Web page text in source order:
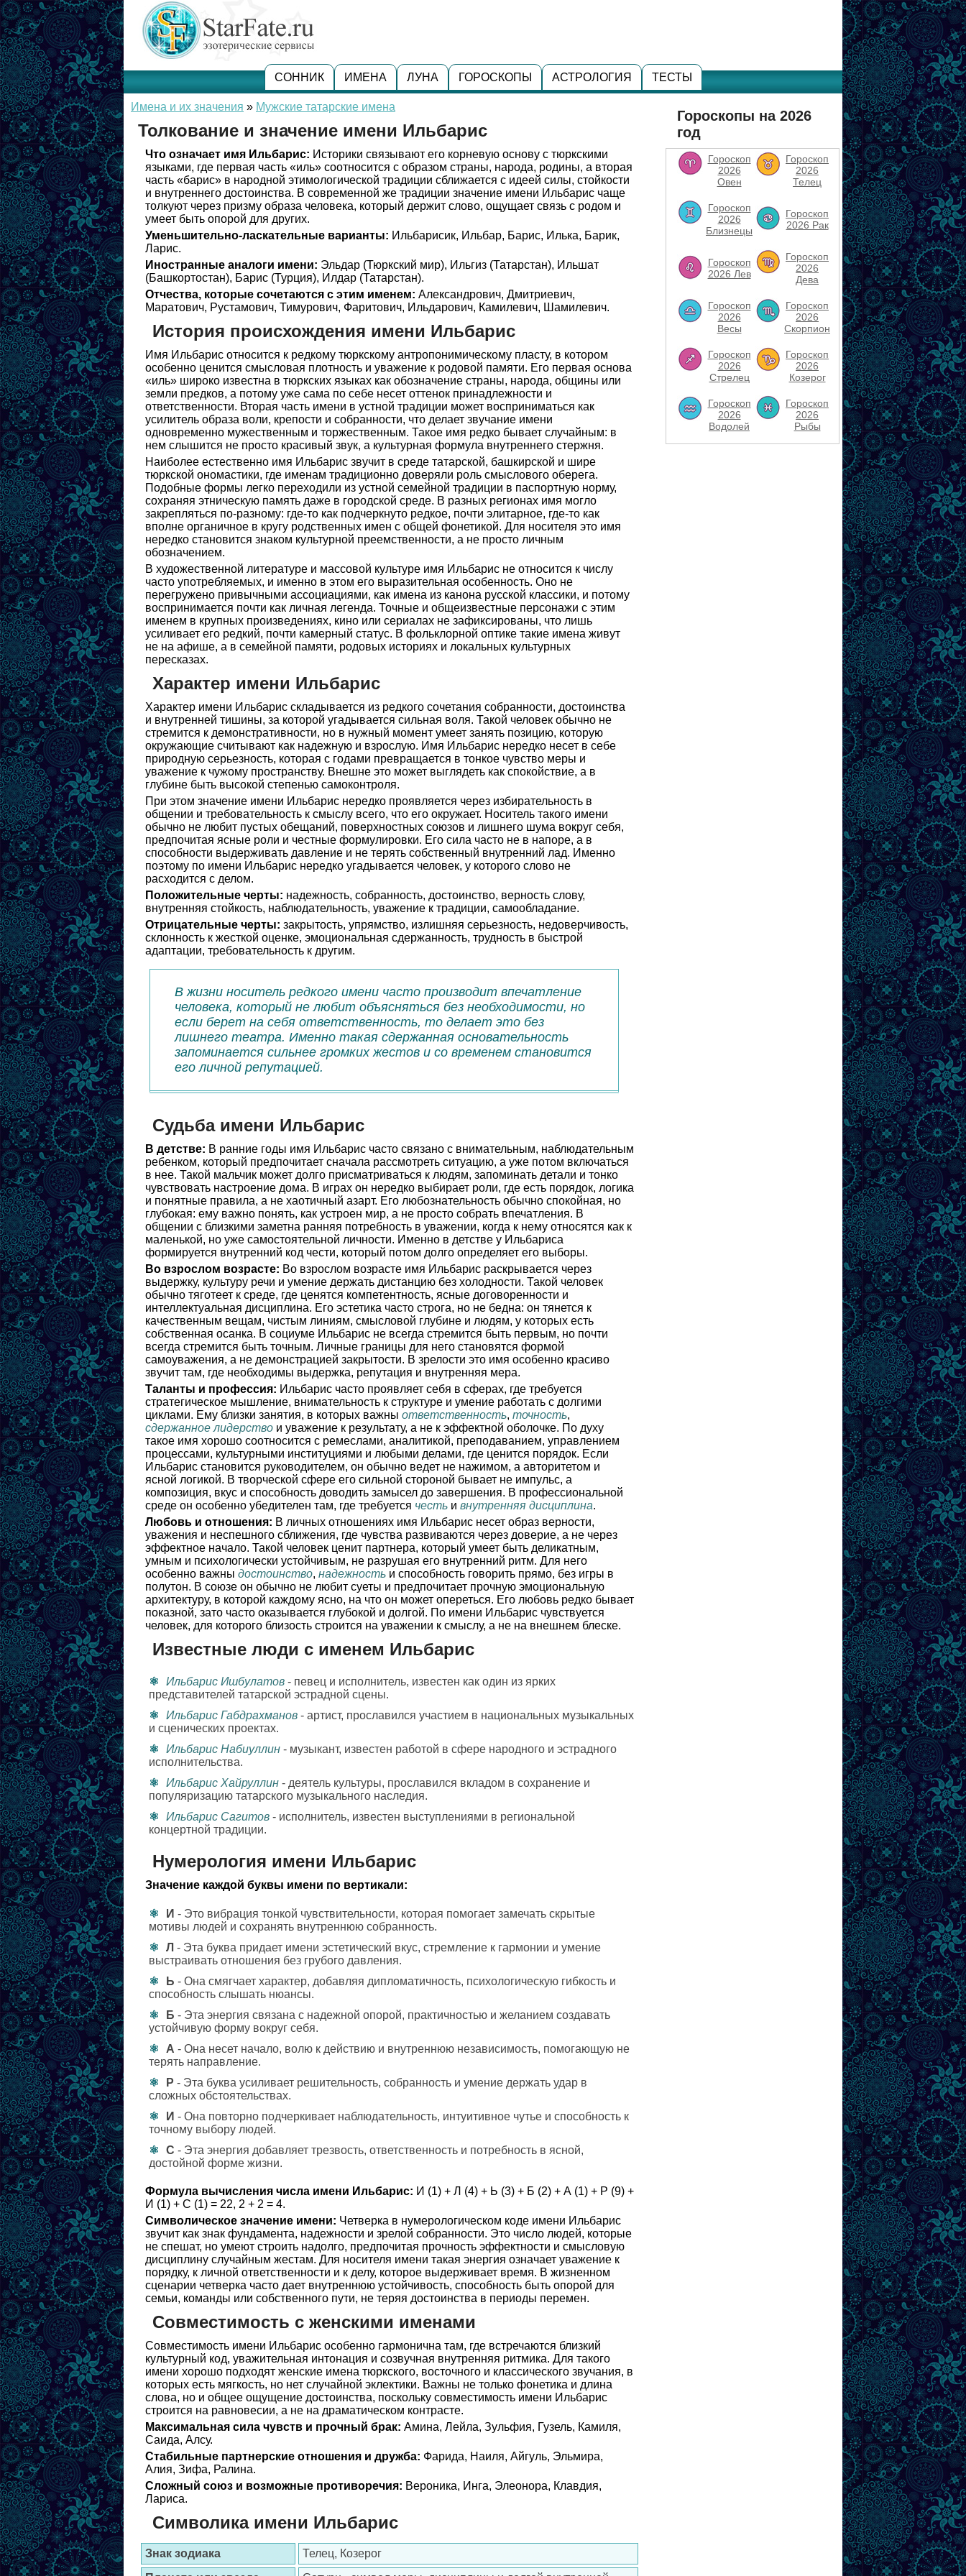
СОННИК ИМЕНА ЛУНА ГОРОСКОПЫ АСТРОЛОГИЯ ТЕСТЫ
Имена и их значения » Мужские татарские имена
Толкование и значение имени Ильбарис
Что означает имя Ильбарис: Историки связывают его корневую основу с тюркскими
языками, где первая часть «иль» соотносится с образом страны, народа, родины, а вторая
часть «барис» в народной этимологической традиции сближается с идеей силы, стойкости
и внутреннего достоинства. В современной же традиции значение имени Ильбарис чаще
толкуют через призму образа человека, который держит слово, ощущает связь с родом и
умеет быть опорой для других.
Уменьшительно-ласкательные варианты: Ильбарисик, Ильбар, Барис, Илька, Барик,
Ларис.
Иностранные аналоги имени: Эльдар (Тюркский мир), Ильгиз (Татарстан), Ильшат
(Башкортостан), Барис (Турция), Илдар (Татарстан).
Отчества, которые сочетаются с этим именем: Александрович, Дмитриевич,
Маратович, Рустамович, Тимурович, Фаритович, Ильдарович, Камилевич, Шамилевич.
История происхождения имени Ильбарис
Имя Ильбарис относится к редкому тюркскому антропонимическому пласту, в котором
особенно ценится смысловая плотность и уважение к родовой памяти. Его первая основа
«иль» широко известна в тюркских языках как обозначение страны, народа, общины или
земли предков, а потому уже сама по себе несет оттенок принадлежности и
ответственности. Вторая часть имени в устной традиции может восприниматься как
усилитель образа воли, крепости и собранности, что делает звучание имени
одновременно мужественным и торжественным. Такое имя редко бывает случайным: в
нем слышится не просто красивый звук, а культурная формула внутреннего стержня.
Наиболее естественно имя Ильбарис звучит в среде татарской, башкирской и шире
тюркской ономастики, где именам традиционно доверяли роль смыслового оберега.
Подобные формы легко переходили из устной семейной традиции в паспортную норму,
сохраняя этническую память даже в городской среде. В разных регионах имя могло
закрепляться по-разному: где-то как подчеркнуто редкое, почти элитарное, где-то как
вполне органичное в кругу родственных имен с общей фонетикой. Для носителя это имя
нередко становится знаком культурной преемственности, а не просто личным
обозначением.
В художественной литературе и массовой культуре имя Ильбарис не относится к числу
часто употребляемых, и именно в этом его выразительная особенность. Оно не
перегружено привычными ассоциациями, как имена из канона русской классики, и потому
воспринимается почти как личная легенда. Точные и общеизвестные персонажи с этим
именем в крупных произведениях, кино или сериалах не зафиксированы, что лишь
усиливает его редкий, почти камерный статус. В фольклорной оптике такие имена живут
не на афише, а в семейной памяти, родовых историях и локальных культурных
пересказах.
Характер имени Ильбарис
Характер имени Ильбарис складывается из редкого сочетания собранности, достоинства
и внутренней тишины, за которой угадывается сильная воля. Такой человек обычно не
стремится к демонстративности, но в нужный момент умеет занять позицию, которую
окружающие считывают как надежную и взрослую. Имя Ильбарис нередко несет в себе
природную серьезность, которая с годами превращается в тонкое чувство меры и
уважение к чужому пространству. Внешне это может выглядеть как спокойствие, а в
глубине быть высокой степенью самоконтроля.
При этом значение имени Ильбарис нередко проявляется через избирательность в
общении и требовательность к смыслу всего, что его окружает. Носитель такого имени
обычно не любит пустых обещаний, поверхностных союзов и лишнего шума вокруг себя,
предпочитая ясные роли и честные формулировки. Его сила часто не в напоре, а в
способности выдерживать давление и не терять собственный внутренний лад. Именно
поэтому по имени Ильбарис нередко угадывается человек, у которого слово не
расходится с делом.
Положительные черты: надежность, собранность, достоинство, верность слову,
внутренняя стойкость, наблюдательность, уважение к традиции, самообладание.
Отрицательные черты: закрытость, упрямство, излишняя серьезность, недоверчивость,
склонность к жесткой оценке, эмоциональная сдержанность, трудность в быстрой
адаптации, требовательность к другим.
В жизни носитель редкого имени часто производит впечатление
человека, который не любит объясняться без необходимости, но
если берет на себя ответственность, то делает это без
лишнего театра. Именно такая сдержанная основательность
запоминается сильнее громких жестов и со временем становится
его личной репутацией.
Судьба имени Ильбарис
В детстве: В ранние годы имя Ильбарис часто связано с внимательным, наблюдательным
ребенком, который предпочитает сначала рассмотреть ситуацию, а уже потом включаться
в нее. Такой мальчик может долго присматриваться к людям, запоминать детали и тонко
чувствовать настроение дома. В играх он нередко выбирает роли, где есть порядок, логика
и понятные правила, а не хаотичный азарт. Его любознательность обычно спокойная, но
глубокая: ему важно понять, как устроен мир, а не просто собрать впечатления. В
общении с близкими заметна ранняя потребность в уважении, когда к нему относятся как к
маленькой, но уже самостоятельной личности. Именно в детстве у Ильбариса
формируется внутренний код чести, который потом долго определяет его выборы.
Во взрослом возрасте: Во взрослом возрасте имя Ильбарис раскрывается через
выдержку, культуру речи и умение держать дистанцию без холодности. Такой человек
обычно тяготеет к среде, где ценятся компетентность, ясные договоренности и
интеллектуальная дисциплина. Его эстетика часто строга, но не бедна: он тянется к
качественным вещам, чистым линиям, смысловой глубине и людям, у которых есть
собственная осанка. В социуме Ильбарис не всегда стремится быть первым, но почти
всегда стремится быть точным. Личные границы для него становятся формой
самоуважения, а не демонстрацией закрытости. В зрелости это имя особенно красиво
звучит там, где необходимы выдержка, репутация и внутренняя мера.
Таланты и профессия: Ильбарис часто проявляет себя в сферах, где требуется
стратегическое мышление, внимательность к структуре и умение работать с долгими
циклами. Ему близки занятия, в которых важны ответственность, точность,
сдержанное лидерство и уважение к результату, а не к эффектной оболочке. По духу
такое имя хорошо соотносится с ремеслами, аналитикой, преподаванием, управлением
процессами, культурными институциями и любыми делами, где ценится порядок. Если
Ильбарис становится руководителем, он обычно ведет не нажимом, а авторитетом и
ясной логикой. В творческой сфере его сильной стороной бывает не импульс, а
композиция, вкус и способность доводить замысел до завершения. В профессиональной
среде он особенно убедителен там, где требуется честь и внутренняя дисциплина.
Любовь и отношения: В личных отношениях имя Ильбарис несет образ верности,
уважения и неспешного сближения, где чувства развиваются через доверие, а не через
эффектное начало. Такой человек ценит партнера, который умеет быть деликатным,
умным и психологически устойчивым, не разрушая его внутренний ритм. Для него
особенно важны достоинство, надежность и способность говорить прямо, без игры в
полутон. В союзе он обычно не любит суеты и предпочитает прочную эмоциональную
архитектуру, в которой каждому ясно, на что он может опереться. Его любовь редко бывает
показной, зато часто оказывается глубокой и долгой. По имени Ильбарис чувствуется
человек, для которого близость строится на уважении к смыслу, а не на внешнем блеске.
Известные люди с именем Ильбарис
Ильбарис Ишбулатов - певец и исполнитель, известен как один из ярких
представителей татарской эстрадной сцены.
Ильбарис Габдрахманов - артист, прославился участием в национальных музыкальных
и сценических проектах.
Ильбарис Набиуллин - музыкант, известен работой в сфере народного и эстрадного
исполнительства.
Ильбарис Хайруллин - деятель культуры, прославился вкладом в сохранение и
популяризацию татарского музыкального наследия.
Ильбарис Сагитов - исполнитель, известен выступлениями в региональной
концертной традиции.
Нумерология имени Ильбарис
Значение каждой буквы имени по вертикали:
И - Это вибрация тонкой чувствительности, которая помогает замечать скрытые
мотивы людей и сохранять внутреннюю собранность.
Л - Эта буква придает имени эстетический вкус, стремление к гармонии и умение
выстраивать отношения без грубого давления.
Ь - Она смягчает характер, добавляя дипломатичность, психологическую гибкость и
способность слышать нюансы.
Б - Эта энергия связана с надежной опорой, практичностью и желанием создавать
устойчивую форму вокруг себя.
А - Она несет начало, волю к действию и внутреннюю независимость, помогающую не
терять направление.
Р - Эта буква усиливает решительность, собранность и умение держать удар в
сложных обстоятельствах.
И - Она повторно подчеркивает наблюдательность, интуитивное чутье и способность к
точному выбору людей.
С - Эта энергия добавляет трезвость, ответственность и потребность в ясной,
достойной форме жизни.
Формула вычисления числа имени Ильбарис: И (1) + Л (4) + Ь (3) + Б (2) + А (1) + Р (9) +
И (1) + С (1) = 22, 2 + 2 = 4.
Символическое значение имени: Четверка в нумерологическом коде имени Ильбарис
звучит как знак фундамента, надежности и зрелой собранности. Это число людей, которые
не спешат, но умеют строить надолго, предпочитая прочность эффектности и смысловую
дисциплину случайным жестам. Для носителя имени такая энергия означает уважение к
порядку, к личной ответственности и к делу, которое выдерживает время. В жизненном
сценарии четверка часто дает внутреннюю устойчивость, способность быть опорой для
семьи, команды или собственного пути, не теряя достоинства в периоды перемен.
Совместимость с женскими именами
Совместимость имени Ильбарис особенно гармонична там, где встречаются близкий
культурный код, уважительная интонация и созвучная внутренняя ритмика. Для такого
имени хорошо подходят женские имена тюркского, восточного и классического звучания, в
которых есть мягкость, но нет случайной эклектики. Важны не только фонетика и длина
слова, но и общее ощущение достоинства, поскольку совместимость имени Ильбарис
строится на равновесии, а не на драматическом контрасте.
Максимальная сила чувств и прочный брак: Амина, Лейла, Зульфия, Гузель, Камиля,
Саида, Алсу.
Стабильные партнерские отношения и дружба: Фарида, Наиля, Айгуль, Эльмира,
Алия, Зифа, Ралина.
Сложный союз и возможные противоречия: Вероника, Инга, Элеонора, Клавдия,
Лариса.
Символика имени Ильбарис
Знак зодиака
Телец, Козерог
Гороскопы на 2026
год
Гороскоп
2026
Овен
Гороскоп
2026
Телец
Гороскоп
2026
Близнецы
Гороскоп
2026 Рак
Гороскоп
2026 Лев
Гороскоп
2026
Дева
Гороскоп
2026
Весы
Гороскоп
2026
Скорпион
Гороскоп
2026
Стрелец
Гороскоп
2026
Козерог
Гороскоп
2026
Водолей
Гороскоп
2026
Рыбы